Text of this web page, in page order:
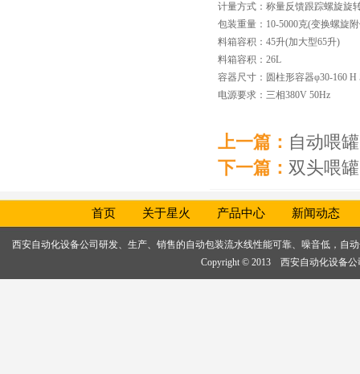
计量方式：称量反馈跟踪螺旋旋
包装重量：10-5000克(变换螺旋
料箱容积：45升(加大型65升)
料箱容积：26L
容器尺寸：圆柱形容器φ30-160 H
电源要求：三相380V 50Hz
上一篇： 自动喂
下一篇： 双头喂
首页 关于星火 产品中心 新闻动态
西安自动化设备公司研发、生产、销售的自动包装流水线性能可靠、噪音低， 自
Copyright © 2013 西安自动化设备